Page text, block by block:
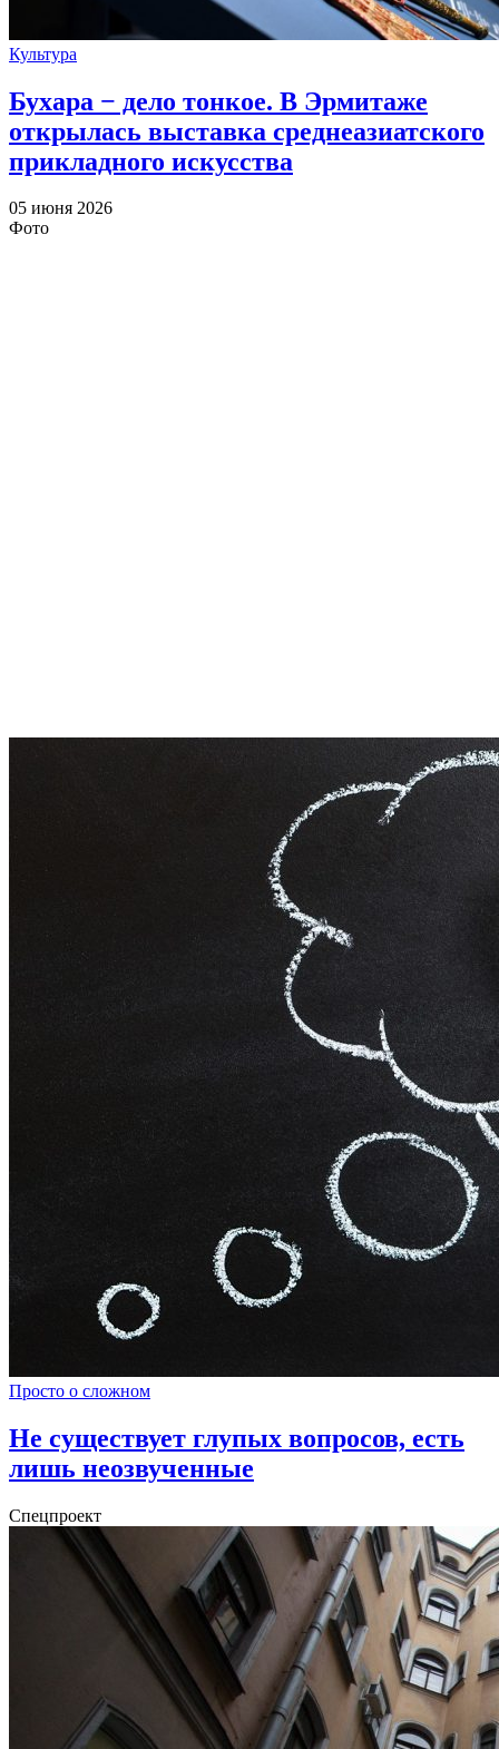
Культура
Бухара − дело тонкое. В Эрмитаже
открылась выставка среднеазиатского
прикладного искусства
05 июня 2026
Фото
Просто о сложном
Не существует глупых вопросов, есть
лишь неозвученные
Спецпроект